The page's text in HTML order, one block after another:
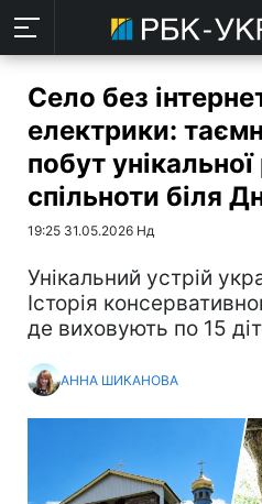
Село без
електрики:
побут унікальної
спільноти біля
19:25 31.05.2026 Нд
Унікальний устрій
Історія
де виховують по 15
АННА ШИКАНОВА